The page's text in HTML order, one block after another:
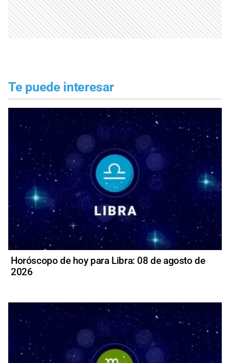
Te puede interesar
Horóscopo de hoy para Libra: 08 de agosto de
2026